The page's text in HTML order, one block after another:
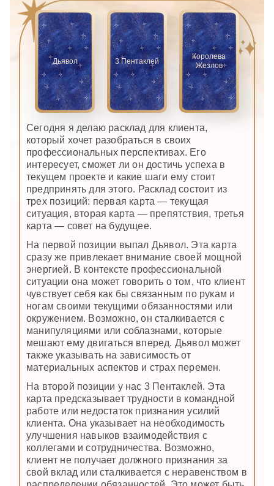
Дьявол 3 Пентаклей
Королева
Жезлов
Сегодня я делаю расклад для клиента,
который хочет разобраться в своих
профессиональных перспективах. Его
интересует, сможет ли он достичь успеха в
текущем проекте и какие шаги ему стоит
предпринять для этого. Расклад состоит из
трех позиций: первая карта — текущая
ситуация, вторая карта — препятствия, третья
карта — совет на будущее.
На первой позиции выпал Дьявол. Эта карта
сразу же привлекает внимание своей мощной
энергией. В контексте профессиональной
ситуации она может говорить о том, что клиент
чувствует себя как бы связанным по рукам и
ногам своими текущими обязанностями или
окружением. Возможно, он сталкивается с
манипуляциями или соблазнами, которые
мешают ему двигаться вперед. Дьявол может
также указывать на зависимость от
материальных аспектов и страх перемен.
На второй позиции у нас 3 Пентаклей. Эта
карта предсказывает трудности в командной
работе или недостаток признания усилий
клиента. Она указывает на необходимость
улучшения навыков взаимодействия с
коллегами и сотрудничества. Возможно,
клиент не получает должного признания за
свой вклад или сталкивается с неравенством в